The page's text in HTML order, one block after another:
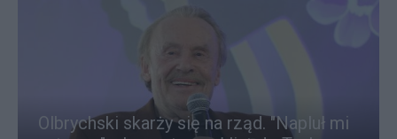
Olbrychski skarży się na rząd. "Napluł mi